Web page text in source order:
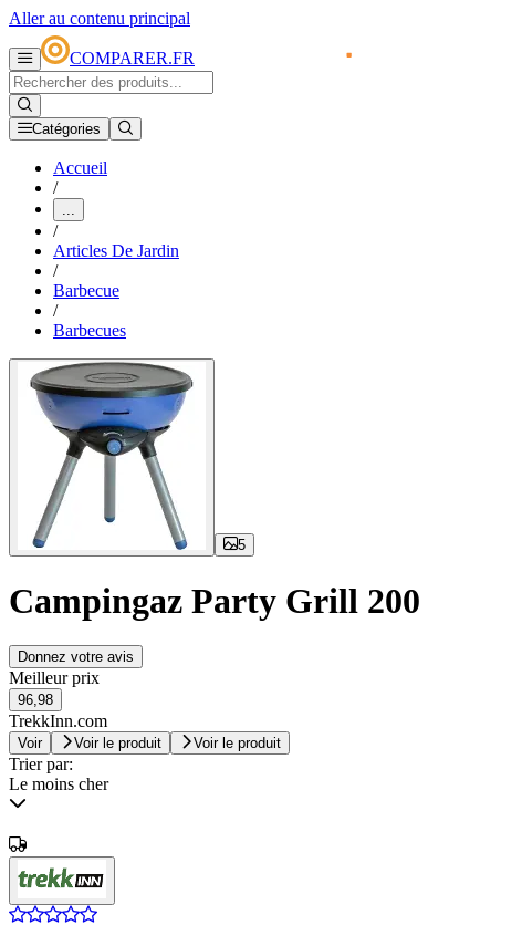
Aller au contenu principal
COMPARER.FR
Catégories
Accueil
/
...
/
Articles De Jardin
/
Barbecue
/
Barbecues
5
Campingaz Party Grill 200
Donnez votre avis
Meilleur prix
96,98
TrekkInn.com
Voir Voir le produit Voir le produit
Trier par:
Le moins cher